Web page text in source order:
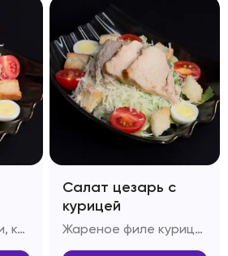
Жареные креветки, капуста Пекинская, яйцо перепелиное, помидоры Черри, багет, сыр Пармезан, масло оливковое, соус Цезарь
Салат цезарь с
курицей
Жареное филе курицы, капуста Пекинская, яйцо перепелиное, помидоры Черри, сыр Пармезан, масло оливковое, багет, соус Цезарь